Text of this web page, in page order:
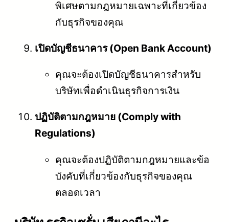
พิเศษตามกฎหมายเฉพาะที่เกี่ยวข้อง
กับธุรกิจของคุณ
เปิดบัญชีธนาคาร (Open Bank Account)
คุณจะต้องเปิดบัญชีธนาคารสำหรับ
บริษัทเพื่อดำเนินธุรกิจการเงิน
ปฏิบัติตามกฎหมาย (Comply with
Regulations)
คุณจะต้องปฏิบัติตามกฎหมายและข้อ
บังคับที่เกี่ยวข้องกับธุรกิจของคุณ
ตลอดเวลา